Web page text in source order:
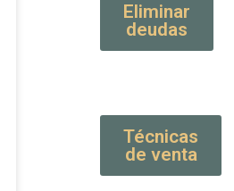
Eliminar
deudas
Técnicas
de venta